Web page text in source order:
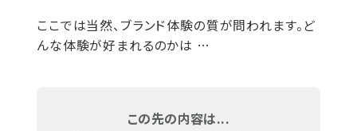
ここでは当然、ブランド体験の質が問われます。ど
んな体験が好まれるのかは …
この先の内容は...